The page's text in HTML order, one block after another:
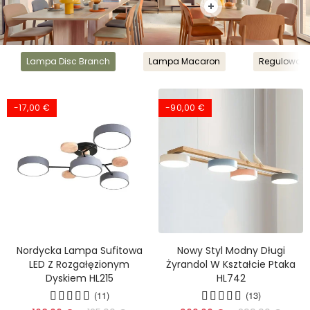
Lampa Disc Branch Lampa Macaron
-17,00 €
Nordycka Lampa Sufitowa
LED Z Rozgałęzionym
Dyskiem HL215
(11)
-90,00 €
Nowy Styl Modny Długi
Żyrandol W Kształcie Ptaka
HL742
(13)
(16)